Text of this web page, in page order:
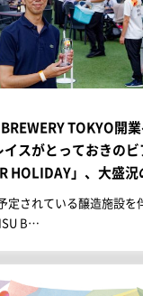
TOKYO開
スがとっておきの
HOLIDAY」、大盛
定されている醸造施設を
B…